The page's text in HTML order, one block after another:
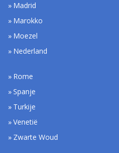
Madrid
Marokko
Moezel
Nederland
Rome
Spanje
Turkije
Venetië
Zwarte Woud